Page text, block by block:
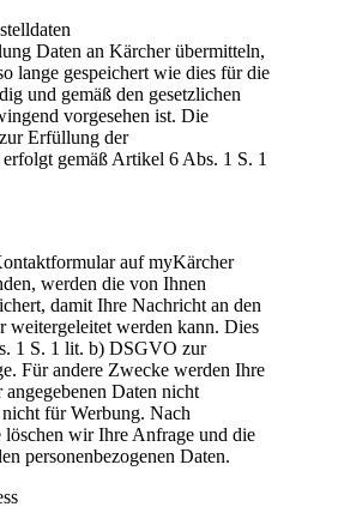
Daten an Kärcher übermitteln,
lange gespeichert wie dies für die
und gemäß den gesetzlichen
vorgesehen ist. Die
Erfüllung der
gemäß Artikel 6 Abs. 1 S. 1
auf myKärcher
werden die von Ihnen
damit Ihre Nachricht an den
weitergeleitet werden kann. Dies
1 S. 1 lit. b) DSGVO zur
Für andere Zwecke werden Ihre
Daten nicht
für Werbung. Nach
wir Ihre Anfrage und die
personenbezogenen Daten.